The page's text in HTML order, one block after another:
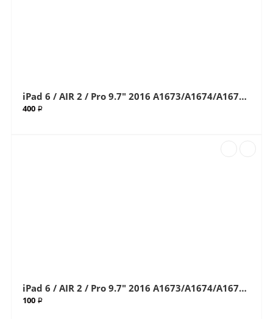
iPad 6 / AIR 2 / Pro 9.7" 2016 A1673/A1674/A1675/A1566/A1567 White (Белый) (G+OCA Pro) стекло с OCA плёнкой (Артик.ГС-68)
400 ₽
iPad 6 / AIR 2 / Pro 9.7" 2016 A1673/A1674/A1675/A1566/A1567 White (Белый) Стекло (Артик.68)
100 ₽